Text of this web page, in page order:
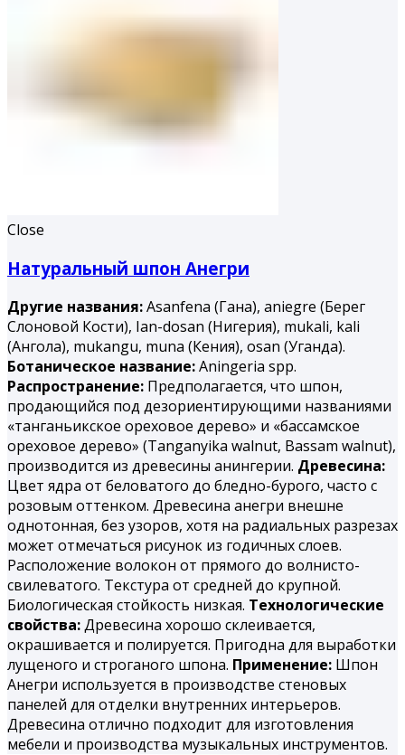
Close
Натуральный шпон Анегри
Другие названия:Asanfena (Гана), aniegre (Берег
Слоновой Кости), Ian-dosan (Нигерия), mukali, kali
(Ангола), mukangu, muna (Ке­ния), osan (Уганда).
Ботаническое название:Aningeria spp.
Распространение: Предполагается, что шпон,
продающийся под дезориентирующими названиями
«танганьикское ореховое дерево» и «бассамское
ореховое дерево» (Tanganyika walnut, Bassam walnut),
производится из древесины анингерии. Древесина:
Цвет ядра от беловатого до бледно-бурого, часто с
розовым оттенком. Древесина анегри внешне
однотонная, без узоров, хотя на радиальных разрезах
может отмечаться рисунок из годичных слоев.
Расположение волокон от прямого до волнисто-
свилеватого. Текстура от средней до крупной.
Биологическая стойкость низкая. Технологические
свойства:Древесина хорошо склеивается,
окрашивается и полируется. При­годна для выработки
лущеного и строганого шпона. Применение: Шпон
Анегри используется в производстве стеновых
панелей для отделки внутренних интерьеров.
Древесина отлично подходит для изготовления
мебели и производства музыкальных инструментов.